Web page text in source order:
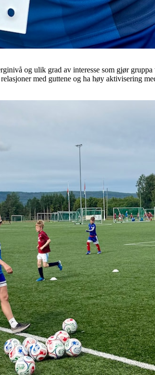
og ulik grad av interesse som gjør
med guttene og ha høy aktivisering